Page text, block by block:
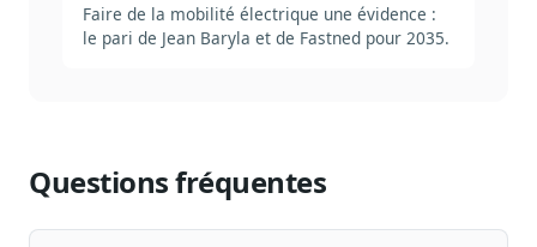
Faire de la mobilité électrique une évidence :
le pari de Jean Baryla et de Fastned pour 2035.
Questions fréquentes